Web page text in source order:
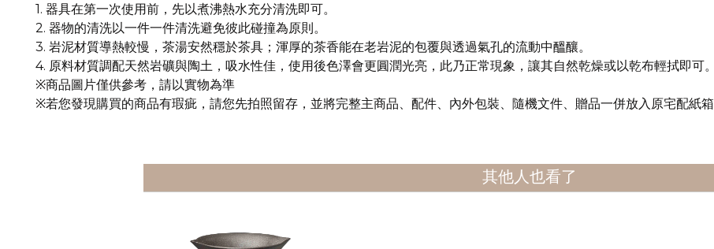
1. 器具在第一次使用前，先以煮沸熱水充分清洗即可。
2. 器物的清洗以一件一件清洗避免彼此碰撞為原則。
3. 岩泥材質導熱較慢，茶湯安然穩於茶具；渾厚的茶香能在老岩泥的包覆與透過氣孔的流動中醞釀。
4. 原料材質調配天然岩礦與陶土，吸水性佳，使用後色澤會更圓潤光亮，此乃正常現象，讓其自然乾燥或以乾布輕拭即可。
※商品圖片僅供參考，請以實物為準
※若您發現購買的商品有瑕疵，請您先拍照留存，並將完整主商品、配件、內外包裝、隨機文件、贈品一併放入原宅配紙箱
其他人也看了